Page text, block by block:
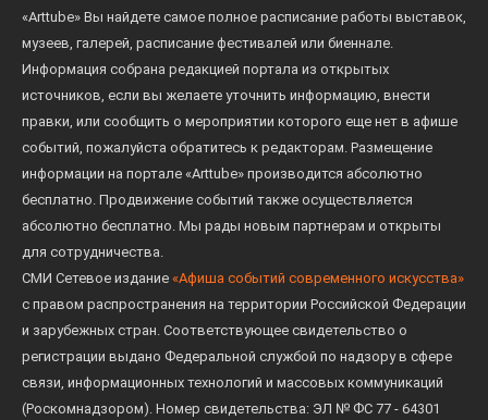
«Arttube» Вы найдете самое полное расписание работы выставок,
музеев, галерей, расписание фестивалей или биеннале.
Информация собрана редакцией портала из открытых
источников, если вы желаете уточнить информацию, внести
правки, или сообщить о мероприятии которого еще нет в афише
событий, пожалуйста обратитесь к редакторам. Размещение
информации на портале «Arttube» производится абсолютно
бесплатно. Продвижение событий также осуществляется
абсолютно бесплатно. Мы рады новым партнерам и открыты
для сотрудничества.
СМИ Сетевое издание «Афиша событий современного искусства»
с правом распространения на территории Российской Федерации
и зарубежных стран. Соответствующее свидетельство о
регистрации выдано Федеральной службой по надзору в сфере
связи, информационных технологий и массовых коммуникаций
(Роскомнадзором). Номер свидетельства: ЭЛ № ФС 77 - 64301